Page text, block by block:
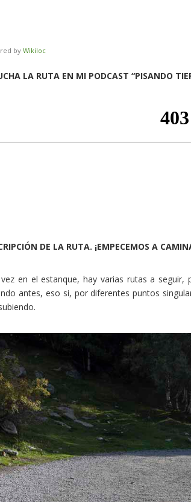
byWikiloc
LA RUTA EN MI PODCAST “PISANDO
DE LA RUTA. ¡EMPECEMOS A
en el estanque, hay varias rutas a
antes, eso si, por diferentes puntos
Facebook Twitter